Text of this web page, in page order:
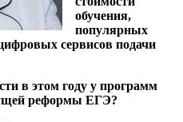
обучения,
популярных
сервисов подачи
в этом году у программ
реформы ЕГЭ?